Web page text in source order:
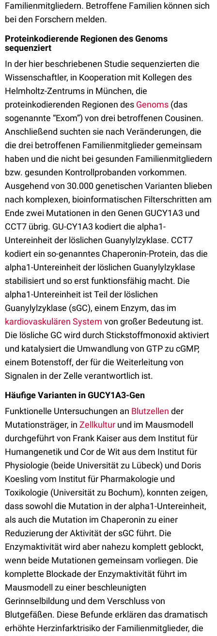
Familienmitgliedern. Betroffene Familien können sich
bei den Forschern melden.
Proteinkodierende Regionen des Genoms
sequenziert
In der hier beschriebenen Studie sequenzierten die
Wissenschaftler, in Kooperation mit Kollegen des
Helmholtz-Zentrums in München, die
proteinkodierenden Regionen des Genoms (das
sogenannte “Exom”) von drei betroffenen Cousinen.
Anschließend suchten sie nach Veränderungen, die
die drei betroffenen Familienmitglieder gemeinsam
haben und die nicht bei gesunden Familienmitgliedern
bzw. gesunden Kontrollprobanden vorkommen.
Ausgehend von 30.000 genetischen Varianten blieben
nach komplexen, bioinformatischen Filterschritten am
Ende zwei Mutationen in den Genen GUCY1A3 und
CCT7 übrig. GU-CY1A3 kodiert die alpha1-
Untereinheit der löslichen Guanylylzyklase. CCT7
kodiert ein so-genanntes Chaperonin-Protein, das die
alpha1-Untereinheit der löslichen Guanylylzyklase
stabilisiert und so erst funktionsfähig macht. Die
alpha1-Untereinheit ist Teil der löslichen
Guanylylzyklase (sGC), einem Enzym, das im
kardiovaskulären System von großer Bedeutung ist.
Die lösliche GC wird durch Stickstoffmonoxid aktiviert
und katalysiert die Umwandlung von GTP zu cGMP,
einem Botenstoff, der für die Weiterleitung von
Signalen in der Zelle verantwortlich ist.
Häufige Varianten in GUCY1A3-Gen
Funktionelle Untersuchungen an Blutzellen der
Mutationsträger, in Zellkultur und im Mausmodell
durchgeführt von Frank Kaiser aus dem Institut für
Humangenetik und Cor de Wit aus dem Institut für
Physiologie (beide Universität zu Lübeck) und Doris
Koesling vom Institut für Pharmakologie und
Toxikologie (Universität zu Bochum), konnten zeigen,
dass sowohl die Mutation in der alpha1-Untereinheit,
als auch die Mutation im Chaperonin zu einer
Reduzierung der Aktivität der sGC führt. Die
Enzymaktivität wird aber nahezu komplett geblockt,
wenn beide Mutationen gemeinsam vorliegen. Die
komplette Blockade der Enzymaktivität führt im
Mausmodell zu einer beschleunigten
Gerinnselbildung und dem Verschluss von
Blutgefäßen. Diese Befunde erklären das dramatisch
erhöhte Herzinfarktrisiko der Familienmitglieder, die